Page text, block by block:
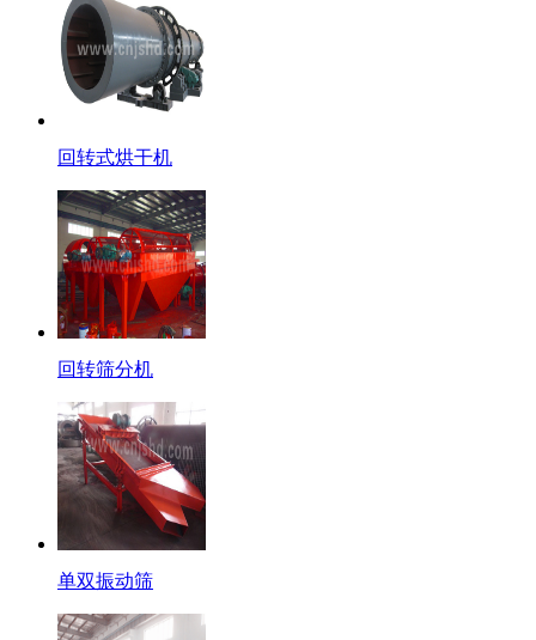
回转式烘干机
回转筛分机
单双振动筛